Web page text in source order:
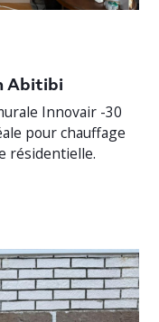
Abitibi
Innovair -30
pour chauffage
résidentielle.